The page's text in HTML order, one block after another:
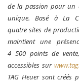
de la passion pour un
unique. Basé à La
quatre sites de
maintient une
4 500 points de
accessibles sur
TAG Heuer sont créés